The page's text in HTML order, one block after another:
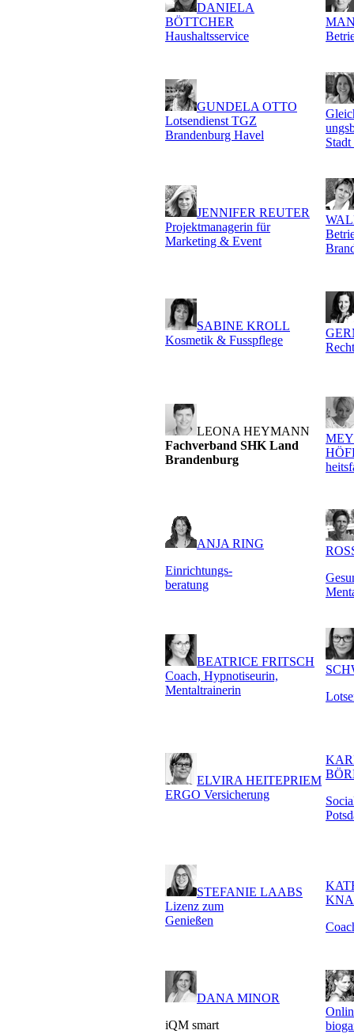
DANIELA
BÖTTCHER
Haushaltsservice
GUNDELA OTTO
Lotsendienst TGZ
Brandenburg Havel
JENNIFER REUTER
Projektmanagerin für
Marketing & Event
SABINE KROLL
Kosmetik & Fusspflege
LEONA HEYMANN
Fachverband SHK Land
Brandenburg
ANJA RING
Einrichtungs-
beratung
BEATRICE FRITSCH
Coach, Hypnotiseurin,
Mentaltrainerin
ELVIRA HEITEPRIEM
ERGO Versicherung
STEFANIE LAABS
Lizenz zum
Genießen
DANA MINOR
iQM smart